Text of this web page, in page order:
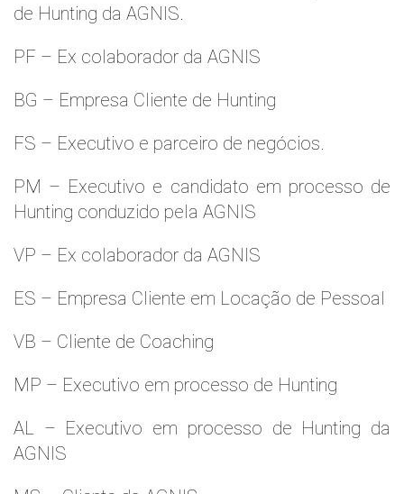
de Hunting da AGNIS.
PF – Ex colaborador da AGNIS
BG – Empresa Cliente de Hunting
FS – Executivo e parceiro de negócios.
PM – Executivo e candidato em processo de
Hunting conduzido pela AGNIS
VP – Ex colaborador da AGNIS
ES – Empresa Cliente em Locação de Pessoal
VB – Cliente de Coaching
MP – Executivo em processo de Hunting
AL – Executivo em processo de Hunting da
AGNIS